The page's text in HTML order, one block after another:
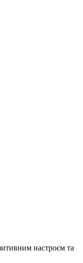
настроєм та